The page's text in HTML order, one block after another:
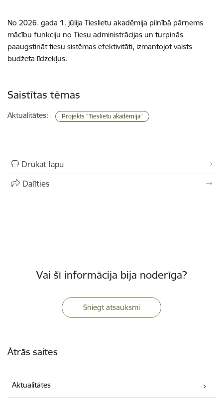
No 2026. gada 1. jūlija Tieslietu akadēmija pilnībā pārņems
mācību funkciju no Tiesu administrācijas un turpinās
paaugstināt tiesu sistēmas efektivitāti, izmantojot valsts
budžeta līdzekļus.
Saistītas tēmas
Aktualitātes: Projekts “Tieslietu akadēmija”
Drukāt lapu
Dalīties
Vai šī informācija bija noderīga?
Sniegt atsauksmi
Ātrās saites
Aktualitātes